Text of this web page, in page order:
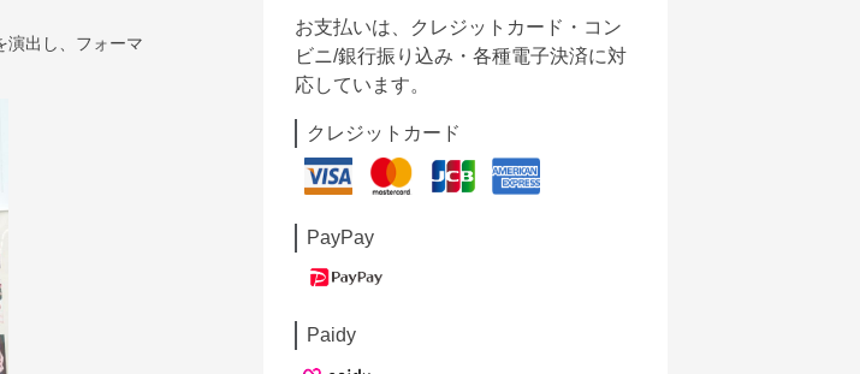
演出し、フォーマ
お支払いは、クレジットカード・コン
ビニ/銀行振り込み・各種電子決済に対
応しています。
クレジットカード
PayPay
Paidy